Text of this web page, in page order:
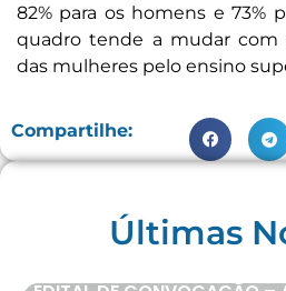
82% para os homens e 73%
quadro tende a mudar com
das mulheres pelo ensino
Compartilhe:
Últimas